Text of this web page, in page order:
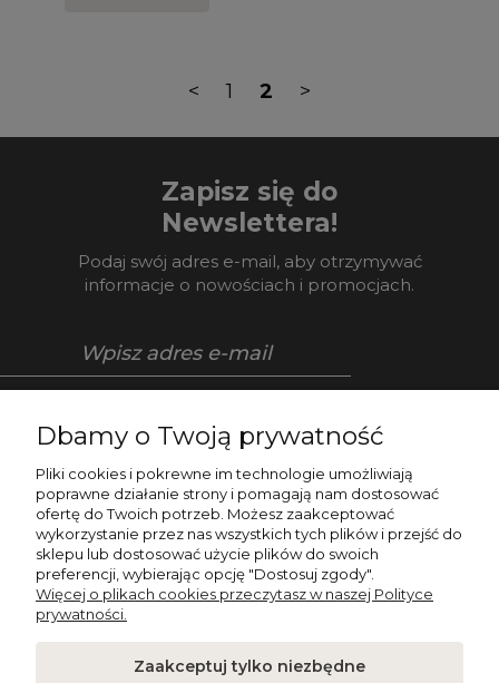
< 1 2 >
Zapisz się do
Newslettera!
Podaj swój adres e-mail, aby otrzymywać
informacje o nowościach i promocjach.
O NAS
POMOC
NAPISZ DO NAS
PŁATNOŚCI I POLITYKA PRYWATNOŚCI
Dbamy o Twoją prywatność
Pliki cookies i pokrewne im technologie umożliwiają
poprawne działanie strony i pomagają nam dostosować
ofertę do Twoich potrzeb. Możesz zaakceptować
wykorzystanie przez nas wszystkich tych plików i przejść do
sklepu lub dostosować użycie plików do swoich
preferencji, wybierając opcję "Dostosuj zgody".
Więcej o plikach cookies przeczytasz w naszej Polityce
prywatności.
Zaakceptuj tylko niezbędne